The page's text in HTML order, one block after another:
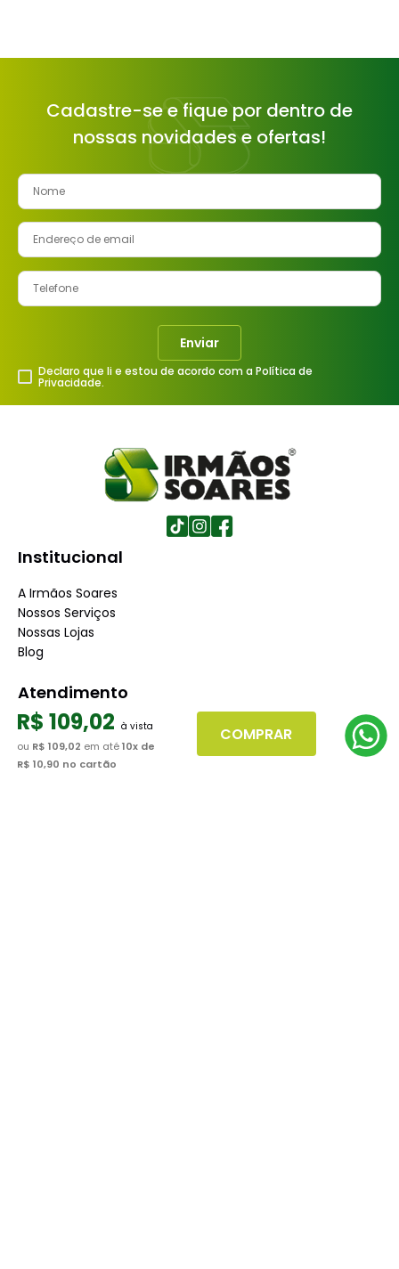
R$ 109,02
ou R$ 109,02 em até10x de
R$ 10,90 no cartão
COMPRAR
Cadastre-se e fique por dentro de
nossas novidades e ofertas!
Enviar
Declaro que li e estou de acordo com a Política de
Privacidade.
Institucional
A Irmãos Soares
Nossos Serviços
Nossas Lojas
Blog
Atendimento
Dúvidas Frequentes
Fale Conosco
Minha Conta